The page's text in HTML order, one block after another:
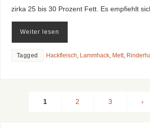
zirka 25 bis 30 Prozent Fett. Es empfiehlt
Weiter lesen
Tagged Hackfleisch, Lammhack, Mett,
1 2 3 ›